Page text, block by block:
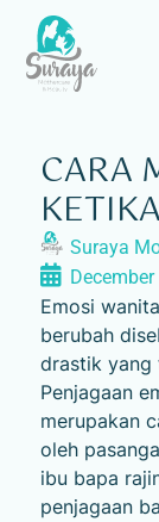
CARA
Suraya
Emosi
berubah
drastik yang
Penjagaan
merupakan
oleh
ibu bapa
penjagaan